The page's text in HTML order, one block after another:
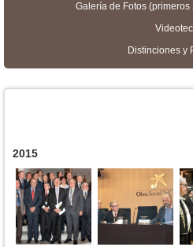
Galería de Fotos
Distinciones y
2015